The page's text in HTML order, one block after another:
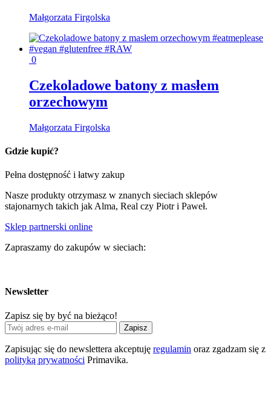
Małgorzata Firgolska
0
Czekoladowe batony z masłem
orzechowym
Małgorzata Firgolska
Gdzie kupić?
Pełna dostępność i łatwy zakup
Nasze produkty otrzymasz w znanych sieciach sklepów
stajonarnych takich jak Alma, Real czy Piotr i Paweł.
Sklep partnerski online
Zapraszamy do zakupów w sieciach:
Newsletter
Zapisz się by być na bieżąco!
Zapisz
Zapisując się do newslettera akceptuję regulamin oraz zgadzam się z
polityką prywatności Primavika.